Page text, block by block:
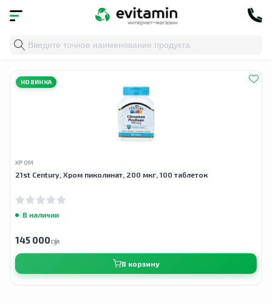
Главная » микроэлементы
НОВИНКА
ХРОМ
21st Century, Хром пиколинат, 200 мкг, 100 таблеток
В наличии
145 000сӯм
В корзину